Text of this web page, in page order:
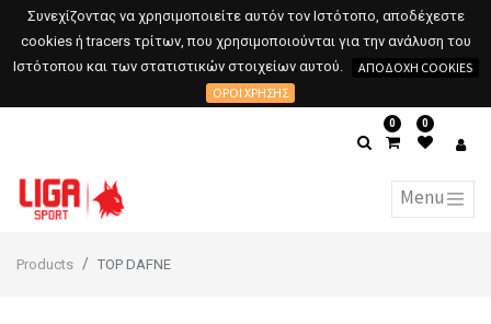
Συνεχίζοντας να χρησιμοποιείτε αυτόν τον Ιστότοπο, αποδέχεστε
cookies ή tracers τρίτων, που χρησιμοποιούνται για την ανάλυση του
Ιστότοπου και των στατιστικών στοιχείων αυτού.
ΑΠΟΔΟΧΉ COOKIES
ΌΡΟΙ ΧΡΉΣΗΣ
0 0
Products TOP DAFNE